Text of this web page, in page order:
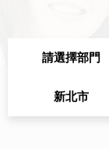
請選擇部門
新北市